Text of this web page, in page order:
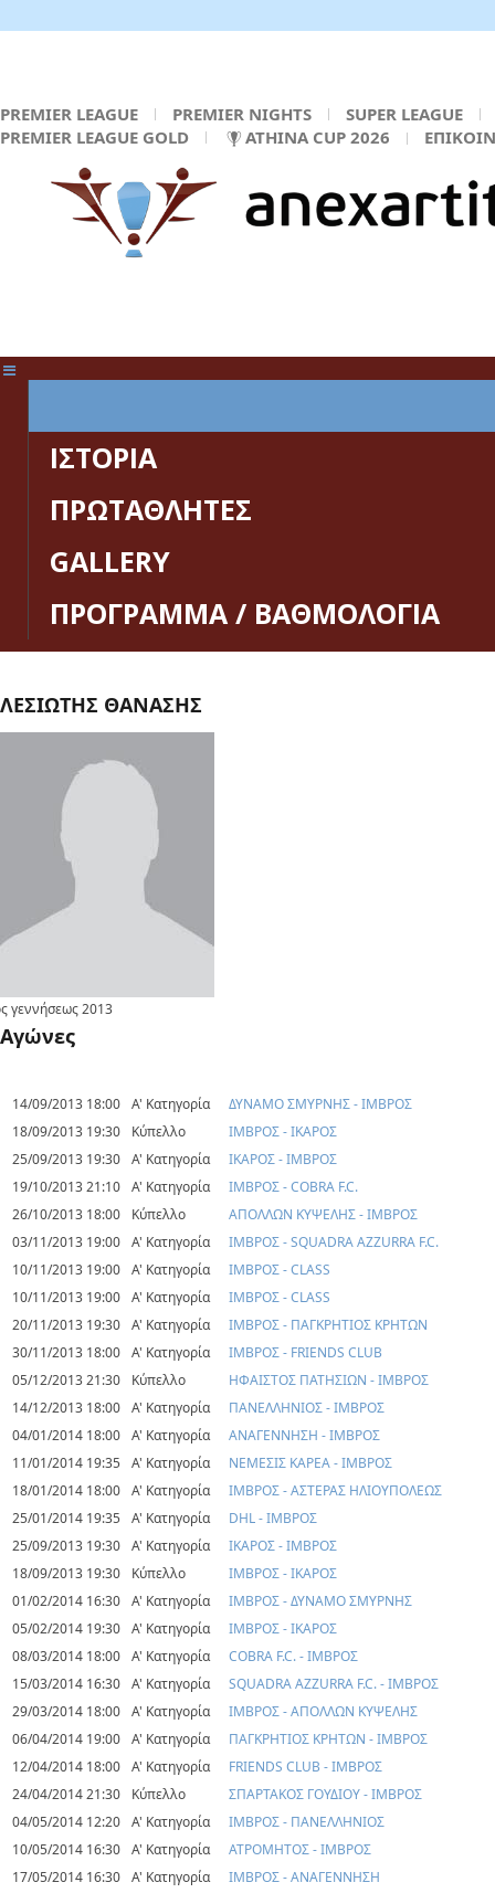
PREMIER LEAGUE PREMIER NIGHTS
SUPER LEAGUE
PREMIER LEAGUE GOLD
ATHINA CUP 2026
ΙΣΤΟΡΙΑ
ΠΡΩΤΑΘΛΗΤΕΣ
GALLERY
ΠΡΟΓΡΑΜΜΑ / ΒΑΘΜΟΛΟΓΙΑ
ΛΕΣΙΩΤΗΣ ΘΑΝΑΣΗΣ
γεννήσεως2013
Αγώνες
14/09/2013 18:00 Α' Κατηγορία
ΔΥΝΑΜΟ ΣΜΥΡΝΗΣ - ΙΜΒΡΟΣ
18/09/2013 19:30
Κύπελλο
ΙΜΒΡΟΣ - ΙΚΑΡΟΣ
25/09/2013 19:30 Α' Κατηγορία
ΙΚΑΡΟΣ - ΙΜΒΡΟΣ
19/10/2013 21:10 Α' Κατηγορία
ΙΜΒΡΟΣ - COBRA F.C.
26/10/2013 18:00
Κύπελλο
ΑΠΟΛΛΩΝ ΚΥΨΕΛΗΣ - ΙΜΒΡΟΣ
03/11/2013 19:00 Α' Κατηγορία
ΙΜΒΡΟΣ - SQUADRA AZZURRA F.C.
10/11/2013 19:00 Α' Κατηγορία
ΙΜΒΡΟΣ - CLASS
10/11/2013 19:00 Α' Κατηγορία
ΙΜΒΡΟΣ - CLASS
20/11/2013 19:30 Α' Κατηγορία
ΙΜΒΡΟΣ - ΠΑΓΚΡΗΤΙΟΣ ΚΡΗΤΩΝ
30/11/2013 18:00 Α' Κατηγορία
ΙΜΒΡΟΣ - FRIENDS CLUB
05/12/2013 21:30
Κύπελλο
ΗΦΑΙΣΤΟΣ ΠΑΤΗΣΙΩΝ - ΙΜΒΡΟΣ
14/12/2013 18:00 Α' Κατηγορία
ΠΑΝΕΛΛΗΝΙΟΣ - ΙΜΒΡΟΣ
04/01/2014 18:00 Α' Κατηγορία
ΑΝΑΓΕΝΝΗΣΗ - ΙΜΒΡΟΣ
11/01/2014 19:35 Α' Κατηγορία
ΝΕΜΕΣΙΣ ΚΑΡΕΑ - ΙΜΒΡΟΣ
18/01/2014 18:00 Α' Κατηγορία
ΙΜΒΡΟΣ - ΑΣΤΕΡΑΣ ΗΛΙΟΥΠΟΛΕΩΣ
25/01/2014 19:35 Α' Κατηγορία
DHL - ΙΜΒΡΟΣ
25/09/2013 19:30 Α' Κατηγορία
ΙΚΑΡΟΣ - ΙΜΒΡΟΣ
18/09/2013 19:30
Κύπελλο
ΙΜΒΡΟΣ - ΙΚΑΡΟΣ
01/02/2014 16:30 Α' Κατηγορία
ΙΜΒΡΟΣ - ΔΥΝΑΜΟ ΣΜΥΡΝΗΣ
05/02/2014 19:30 Α' Κατηγορία
ΙΜΒΡΟΣ - ΙΚΑΡΟΣ
08/03/2014 18:00 Α' Κατηγορία
COBRA F.C. - ΙΜΒΡΟΣ
15/03/2014 16:30 Α' Κατηγορία
SQUADRA AZZURRA F.C. - ΙΜΒΡΟΣ
29/03/2014 18:00 Α' Κατηγορία
ΙΜΒΡΟΣ - ΑΠΟΛΛΩΝ ΚΥΨΕΛΗΣ
06/04/2014 19:00 Α' Κατηγορία
ΠΑΓΚΡΗΤΙΟΣ ΚΡΗΤΩΝ - ΙΜΒΡΟΣ
12/04/2014 18:00 Α' Κατηγορία
FRIENDS CLUB - ΙΜΒΡΟΣ
24/04/2014 21:30
Κύπελλο
ΣΠΑΡΤΑΚΟΣ ΓΟΥΔΙΟΥ - ΙΜΒΡΟΣ
04/05/2014 12:20 Α' Κατηγορία
ΙΜΒΡΟΣ - ΠΑΝΕΛΛΗΝΙΟΣ
10/05/2014 16:30 Α' Κατηγορία
ΑΤΡΟΜΗΤΟΣ - ΙΜΒΡΟΣ
17/05/2014 16:30 Α' Κατηγορία
ΙΜΒΡΟΣ - ΑΝΑΓΕΝΝΗΣΗ